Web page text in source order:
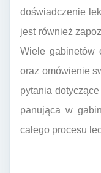
doświadczenie
jest również
Wiele gabinetów
oraz omówienie
pytania
panująca w
całego procesu